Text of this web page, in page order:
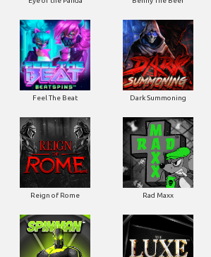
Feel The Beat Dark Summoning
Reign of Rome Rad Maxx